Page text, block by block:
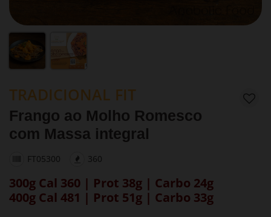
TRADICIONAL FIT
Frango ao Molho Romesco
com Massa integral
FT05300 360
300g Cal 360 | Prot 38g | Carbo 24g
400g Cal 481 | Prot 51g | Carbo 33g